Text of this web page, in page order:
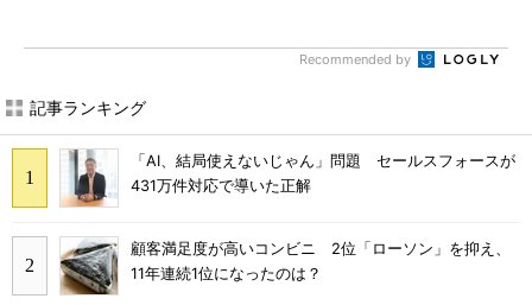
Recommended by
記事ランキング
「AI、結局使えないじゃん」問題 セールスフォースが
431万件対応で導いた正解
顧客満足度が高いコンビニ 2位「ローソン」を抑え、
11年連続1位になったのは？